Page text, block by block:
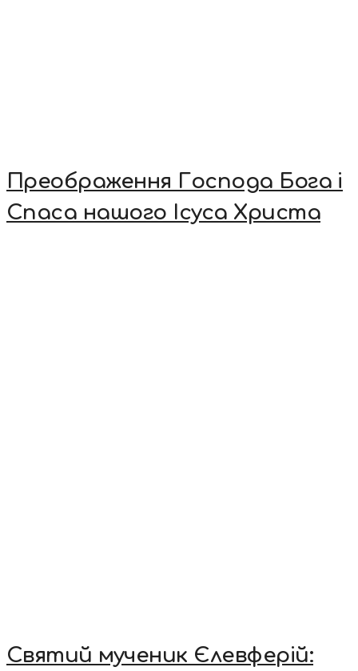
Преображення Господа Бога і
Спаса нашого Ісуса Христа
Святий мученик Єлевферій: